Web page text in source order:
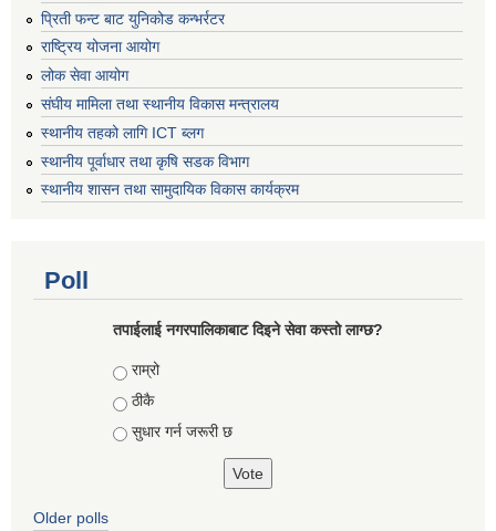
प्रिती फन्ट बाट युनिकोड कन्भर्रटर
राष्ट्रिय योजना आयोग
लोक सेवा आयोग
संघीय मामिला तथा स्थानीय विकास मन्त्रालय
स्थानीय तहको लागि ICT ब्लग
स्थानीय पूर्वाधार तथा कृषि सडक विभाग
स्थानीय शासन तथा सामुदायिक विकास कार्यक्रम
Poll
तपाईलाई नगरपालिकाबाट दिइने सेवा कस्तो लाग्छ?
Choices
राम्रो
ठीकै
सुधार गर्न जरूरी छ
Older polls